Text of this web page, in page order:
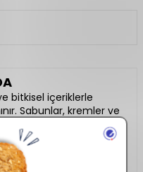
bitkisel içeriklerle
Sabunlar, kremler ve
sahiptir. Cilde
kokularıyla da keyifli
doğaya
hali: Le Petit Olivier.